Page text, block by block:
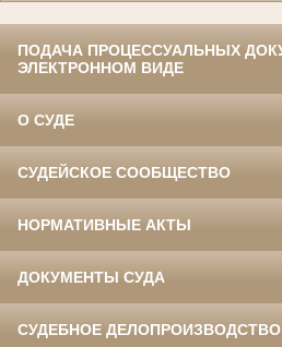
ПОДАЧА ПРОЦЕССУАЛЬНЫХ
ЭЛЕКТРОННОМ ВИДЕ
О СУДЕ
СУДЕЙСКОЕ СООБЩЕСТВО
НОРМАТИВНЫЕ АКТЫ
ДОКУМЕНТЫ СУДА
СУДЕБНОЕ ДЕЛОПРОИЗВОДСТВО